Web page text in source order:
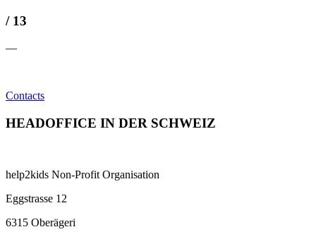
/ 13
—
Contacts
HEADOFFICE IN DER SCHWEIZ
help2kids Non-Profit Organisation
Eggstrasse 12
6315 Oberägeri